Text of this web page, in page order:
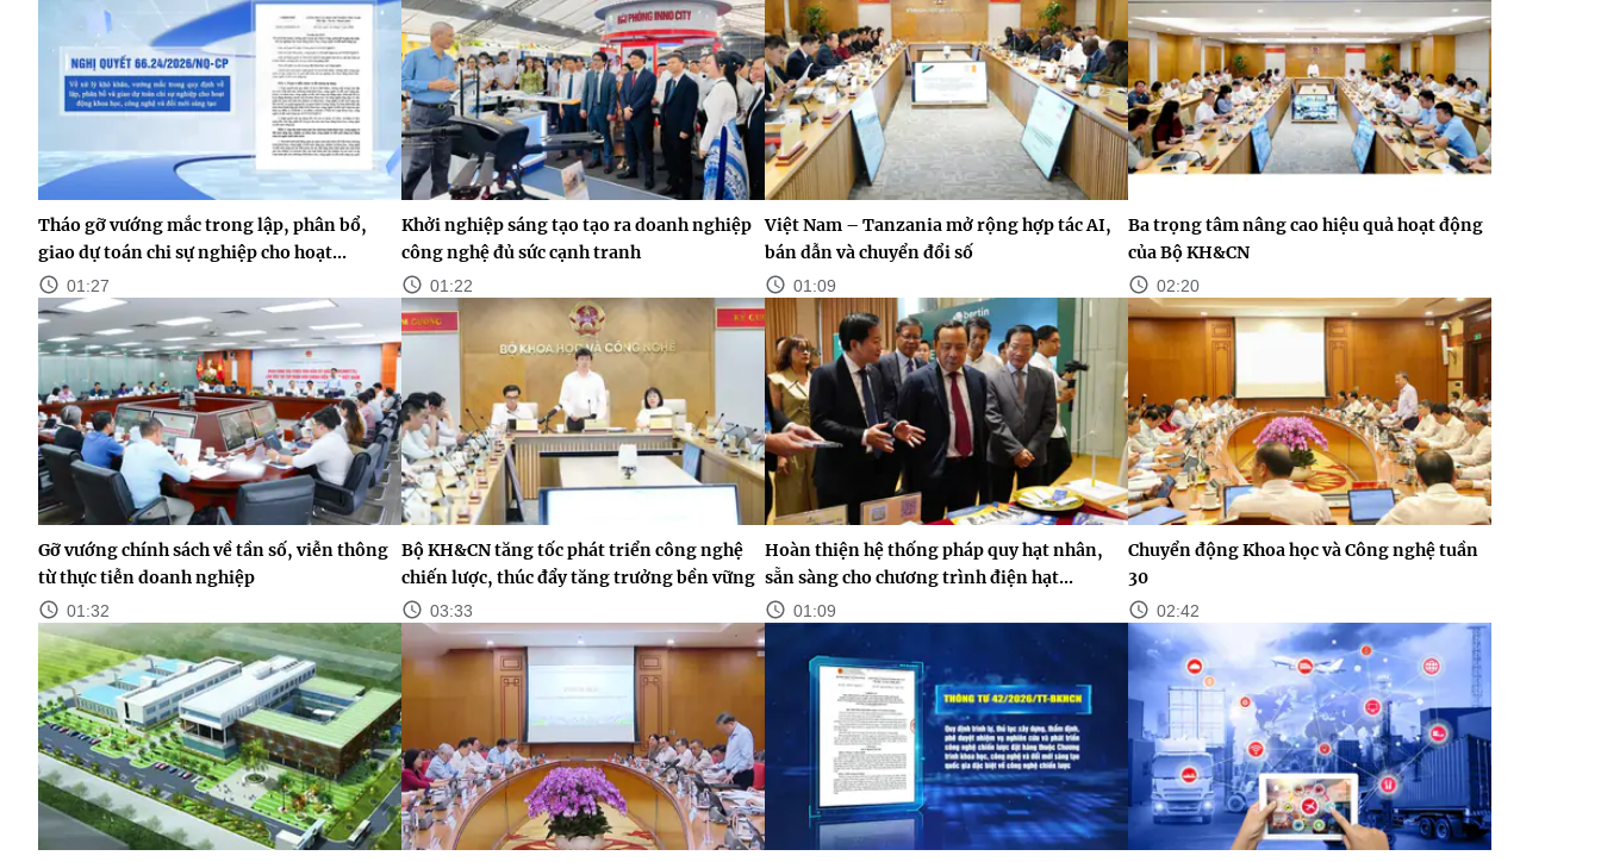
Tháo gỡ vướng mắc trong lập, phân bổ,
giao dự toán chi sự nghiệp cho hoạt...
01:27
Khởi nghiệp sáng tạo tạo ra doanh nghiệp
công nghệ đủ sức cạnh tranh
01:22
Việt Nam – Tanzania mở rộng hợp tác AI,
bán dẫn và chuyển đổi số
01:09
Ba trọng tâm nâng cao hiệu quả hoạt động
của Bộ KH&CN
02:20
Gỡ vướng chính sách về tần số, viễn thông
từ thực tiễn doanh nghiệp
01:32
Bộ KH&CN tăng tốc phát triển công nghệ
chiến lược, thúc đẩy tăng trưởng bền vững
03:33
Hoàn thiện hệ thống pháp quy hạt nhân,
sẵn sàng cho chương trình điện hạt...
01:09
Chuyển động Khoa học và Công nghệ tuần
30
02:42